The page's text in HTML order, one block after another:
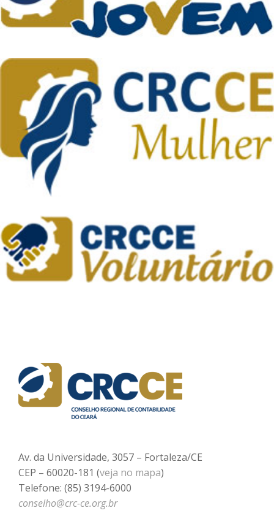
Av. da Universidade, 3057 – Fortaleza/CE
CEP – 60020-181 (veja no mapa)
Telefone: (85) 3194-6000
conselho@crc-ce.org.br